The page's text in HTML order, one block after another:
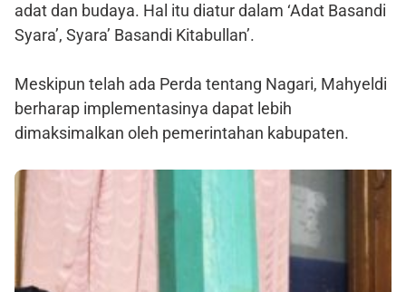
adat dan budaya. Hal itu diatur dalam ‘Adat Basandi
Syara’, Syara’ Basandi Kitabullan’.
Meskipun telah ada Perda tentang Nagari, Mahyeldi
berharap implementasinya dapat lebih
dimaksimalkan oleh pemerintahan kabupaten.